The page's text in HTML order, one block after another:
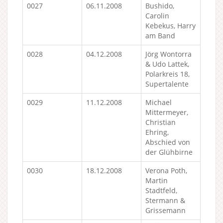
0027
06.11.2008
Bushido,
Carolin
Kebekus, Harry
am Band
0028
04.12.2008
Jörg Wontorra
& Udo Lattek,
Polarkreis 18,
Supertalente
0029
11.12.2008
Michael
Mittermeyer,
Christian
Ehring,
Abschied von
der Glühbirne
0030
18.12.2008
Verona Poth,
Martin
Stadtfeld,
Stermann &
Grissemann